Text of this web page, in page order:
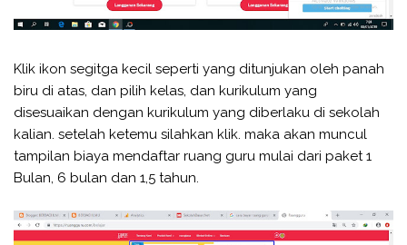
Klik ikon segitga kecil seperti yang ditunjukan oleh panah
biru di atas, dan pilih kelas, dan kurikulum yang
disesuaikan dengan kurikulum yang diberlaku di sekolah
kalian. setelah ketemu silahkan klik. maka akan muncul
tampilan biaya mendaftar ruang guru mulai dari paket 1
Bulan, 6 bulan dan 1,5 tahun.